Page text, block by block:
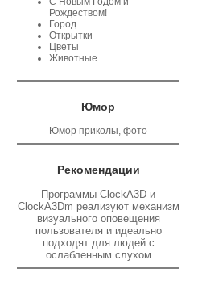
Рождеством!
Город
Открытки
Цветы
Животные
Юмор
Юмор приколы, фото
Рекомендации
Программы ClockA3D и
ClockA3Dm реализуют механизм
визуального оповещения
пользователя и идеально
подходят для людей с
ослабленным слухом